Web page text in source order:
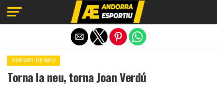
ESPORT DE NEU
Torna la neu, torna Joan Verdú
Exit mobile version